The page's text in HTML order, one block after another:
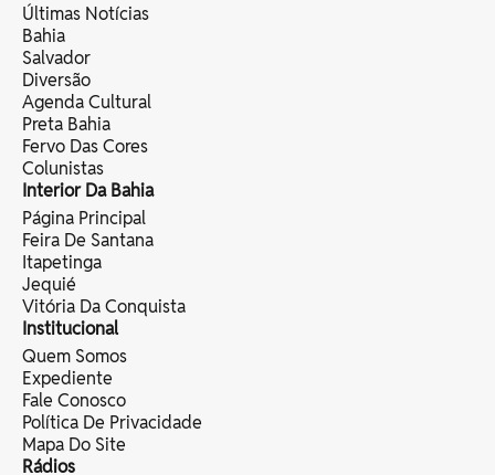
Últimas Notícias
Bahia
Salvador
Diversão
Agenda Cultural
Preta Bahia
Fervo Das Cores
Colunistas
Interior Da Bahia
Página Principal
Feira De Santana
Itapetinga
Jequié
Vitória Da Conquista
Institucional
Quem Somos
Expediente
Fale Conosco
Política De Privacidade
Mapa Do Site
Rádios